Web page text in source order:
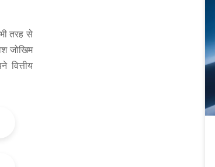
तरह से
जोखिम
वित्तीय